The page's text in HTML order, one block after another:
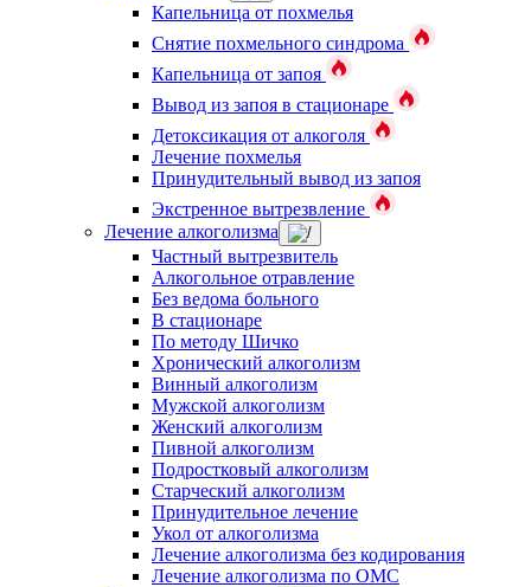
Капельница от похмелья
Снятие похмельного синдрома
Капельница от запоя
Вывод из запоя в стационаре
Детоксикация от алкоголя
Лечение похмелья
Принудительный вывод из запоя
Экстренное вытрезвление
Лечение алкоголизма
Частный вытрезвитель
Алкогольное отравление
Без ведома больного
В стационаре
По методу Шичко
Хронический алкоголизм
Винный алкоголизм
Мужской алкоголизм
Женский алкоголизм
Пивной алкоголизм
Подростковый алкоголизм
Старческий алкоголизм
Принудительное лечение
Укол от алкоголизма
Лечение алкоголизма без кодирования
Лечение алкоголизма по ОМС